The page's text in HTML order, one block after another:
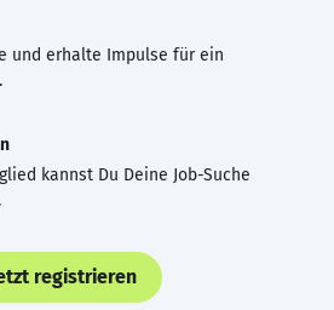
und erhalte Impulse für ein
kannst Du Deine Job-Suche
registrieren